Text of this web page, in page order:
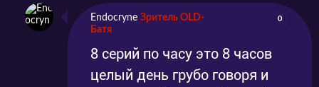
Endocryne Зритель OLD-
Батя
0
8 серий по часу это 8 часов
целый день грубо говоря и